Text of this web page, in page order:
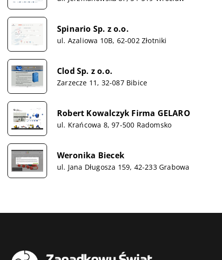
Spinario Sp. z o.o.
ul. Azaliowa 10B, 62-002 Złotniki
Clod Sp. z o.o.
Zarzecze 11, 32-087 Bibice
Robert Kowalczyk Firma GELARO
ul. Krańcowa 8, 97-500 Radomsko
Weronika Biecek
ul. Jana Długosza 159, 42-233 Grabowa